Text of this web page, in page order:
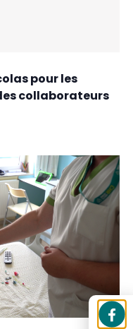
pour les
collaborateurs